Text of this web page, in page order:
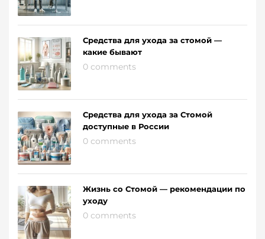
Средства для ухода за стомой —
какие бывают
0 comments
Средства для ухода за Стомой
доступные в России
0 comments
Жизнь со Стомой — рекомендации по
уходу
0 comments